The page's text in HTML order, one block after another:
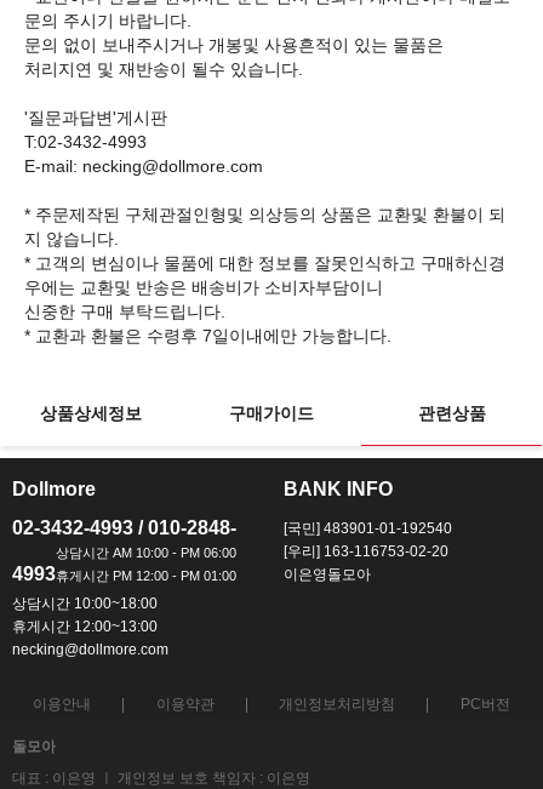
문의 주시기 바랍니다.
문의 없이 보내주시거나 개봉및 사용흔적이 있는 물품은
처리지연 및 재반송이 될수 있습니다.
'질문과답변'게시판
T:02-3432-4993
E-mail: necking@dollmore.com
* 주문제작된 구체관절인형및 의상등의 상품은 교환및 환불이 되
지 않습니다.
* 고객의 변심이나 물품에 대한 정보를 잘못인식하고 구매하신경
우에는 교환및 반송은 배송비가 소비자부담이니
신중한 구매 부탁드립니다.
상품상세정보 구매가이드 관련상품
Dollmore
02-3432-4993 / 010-2848-
4993
상담시간 10:00~18:00
휴게시간 12:00~13:00
necking@dollmore.com
BANK INFO
[국민] 483901-01-192540
[우리] 163-116753-02-20
이은영돌모아
이용안내 이용약관 개인정보처리방침 PC버전
돌모아
대표 : 이은영 ㅣ 개인정보 보호 책임자 : 이은영